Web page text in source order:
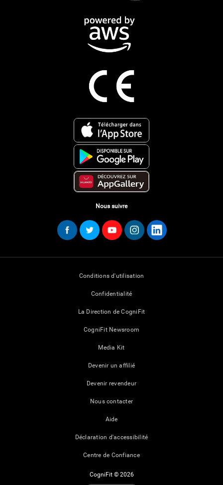
Nous suivre
Conditions d'utilisation
Confidentialité
La Direction de CogniFit
CogniFit Newsroom
Media Kit
Devenir un affilié
Devenir revendeur
Nous contacter
Aide
Déclaration d'accessibilité
Centre de Confiance
CogniFit © 2026